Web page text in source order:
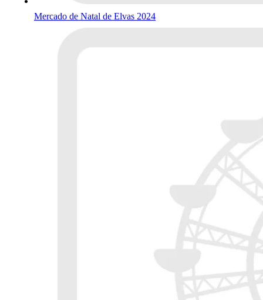
Mercado de Natal de Elvas 2024